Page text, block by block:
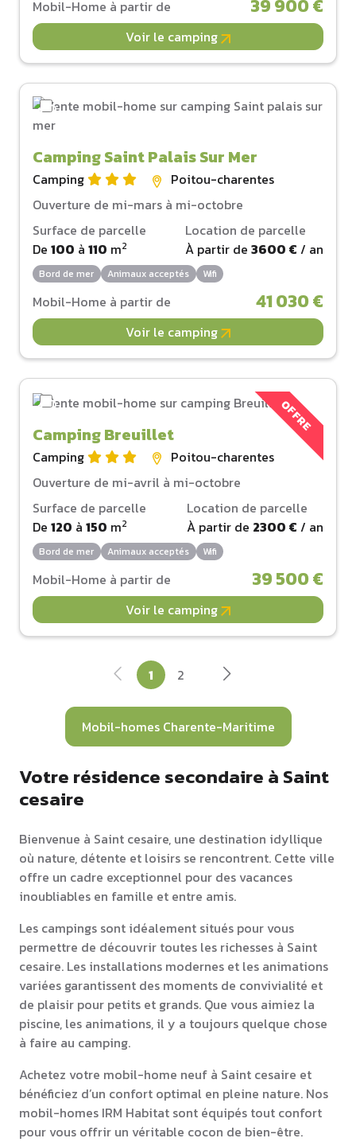
Mobil-Home à partir de 39 900 €
Voir le camping
Camping Saint Palais Sur Mer
Camping
Poitou-charentes
Ouverture de mi-mars à mi-octobre
Surface de parcelle
De 100 à 110 m2
Location de parcelle
À partir de 3600 € / an
Bord de mer Animaux acceptés Wifi
Mobil-Home à partir de 41 030 €
Voir le camping
OFFRE
Camping Breuillet
Camping
Poitou-charentes
Ouverture de mi-avril à mi-octobre
Surface de parcelle
De 120 à 150 m2
Location de parcelle
À partir de 2300 € / an
Bord de mer Animaux acceptés Wifi
Mobil-Home à partir de 39 500 €
Voir le camping
1 2
Mobil-homes Charente-Maritime
Votre résidence secondaire à Saint
cesaire
Bienvenue à Saint cesaire, une destination idyllique
où nature, détente et loisirs se rencontrent. Cette ville
offre un cadre exceptionnel pour des vacances
inoubliables en famille et entre amis.
Les campings sont idéalement situés pour vous
permettre de découvrir toutes les richesses à Saint
cesaire. Les installations modernes et les animations
variées garantissent des moments de convivialité et
de plaisir pour petits et grands. Que vous aimiez la
piscine, les animations, il y a toujours quelque chose
à faire au camping.
Achetez votre mobil-home neuf à Saint cesaire et
bénéficiez d’un confort optimal en pleine nature. Nos
mobil-homes IRM Habitat sont équipés tout confort
pour vous offrir un véritable cocon de bien-être.